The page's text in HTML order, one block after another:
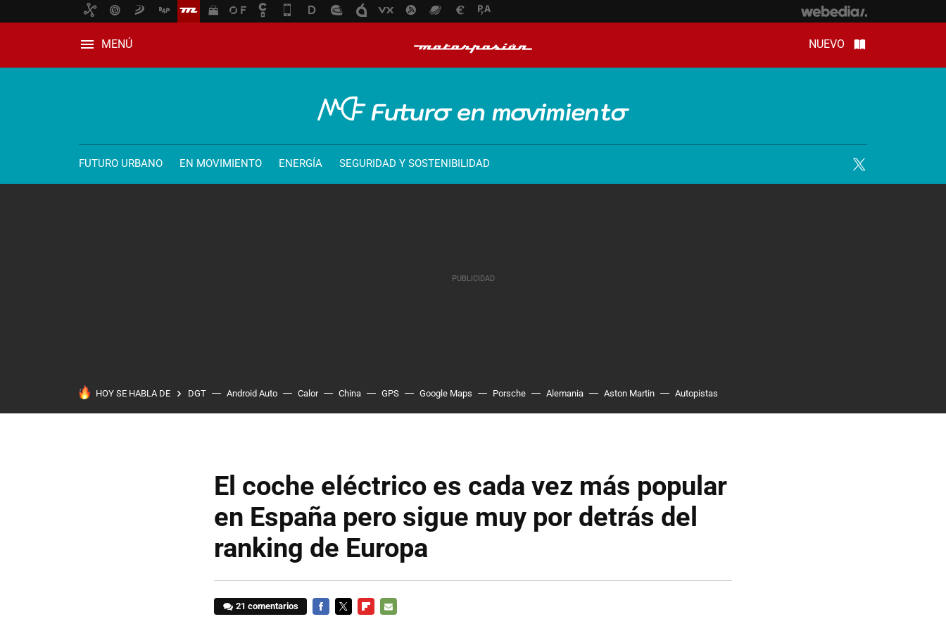
MENÚ NUEVO
FUTURO URBANO EN MOVIMIENTO ENERGÍA SEGURIDAD Y SOSTENIBILIDAD
HOY SE HABLA DE DGT Android Auto Calor China GPS Google Maps Porsche Alemania Aston Martin Autopistas
El coche eléctrico es cada vez más popular
en España pero sigue muy por detrás del
ranking de Europa
21 comentarios